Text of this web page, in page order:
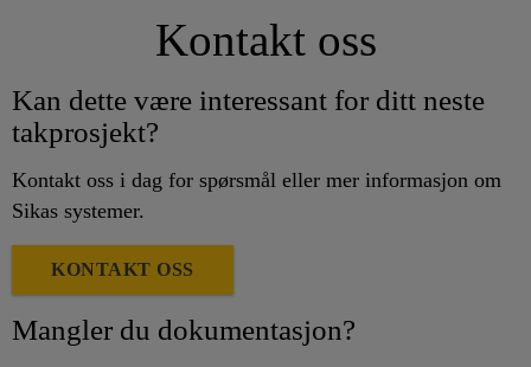
Kontakt oss
Kan dette være interessant for ditt neste
takprosjekt?
Kontakt oss i dag for spørsmål eller mer informasjon om
Sikas systemer.
KONTAKT OSS
Mangler du dokumentasjon?